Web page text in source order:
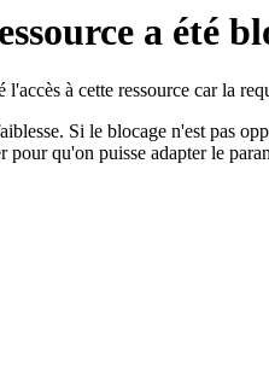
a été
à cette ressource car la
Si le blocage n'est pas
qu'on puisse adapter le